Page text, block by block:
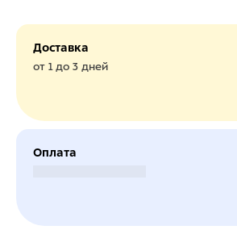
Доставка
от 1 до 3 дней
Оплата